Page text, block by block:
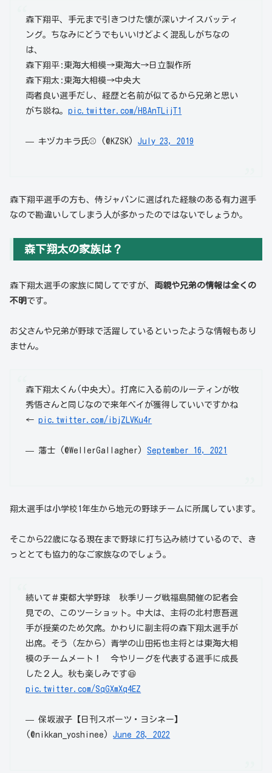
森下翔平、手元まで引きつけた懐が深いナイスバッティ
ング。ちなみにどうでもいいけどよく混乱しがちなの
は、
森下翔平:東海大相模→東海大→日立製作所
森下翔太:東海大相模→中央大
両者良い選手だし、経歴と名前が似てるから兄弟と思い
がち説ね。pic.twitter.com/HBAnTLijT1
— キヅカキラ氏⚾️ (@KZSK)July 23, 2019
森下翔平選手の方も、侍ジャパンに選ばれた経験のある有力選手
なので勘違いしてしまう人が多かったのではないでしょうか。
森下翔太の家族は？
森下翔太選手の家族に関してですが、 両親や兄弟の情報は全くの
不明 です。
お父さんや兄弟が野球で活躍しているといったような情報もあり
ません。
森下翔太くん(中央大)。打席に入る前のルーティンが牧
秀悟さんと同じなので来年ベイが獲得していいですかね
←pic.twitter.com/ibjZLVKu4r
— 藩士 (@WellerGallagher)September 16, 2021
翔太選手は小学校1年生から地元の野球チームに所属しています。
そこから22歳になる現在まで野球に打ち込み続けているので、き
っととても協力的なご家族なのでしょう。
続いて＃東都大学野球 秋季リーグ戦福島開催の記者会
見での、このツーショット。中大は、主将の北村恵吾選
手が授業のため欠席。かわりに副主将の森下翔太選手が
出席。そう（左から）青学の山田拓也主将とは東海大相
模のチームメート！ 今やリーグを代表する選手に成長
した２人。秋も楽しみです😆
pic.twitter.com/SqGXmXq4EZ
— 保坂淑子【日刊スポーツ・ヨシネー】
(@nikkan_yoshinee)June 28, 2022